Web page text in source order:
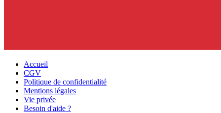
Accueil
CGV
Politique de confidentialité
Mentions légales
Vie privée
Besoin d'aide ?